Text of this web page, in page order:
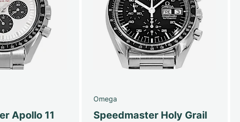
Apollo 11
Omega
Speedmaster Holy Grail